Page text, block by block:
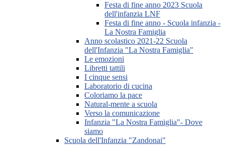
Festa di fine anno 2023 Scuola
dell'infanzia LNF
Festa di fine anno - Scuola infanzia -
La Nostra Famiglia
Anno scolastico 2021-22 Scuola
dell'Infanzia "La Nostra Famiglia"
Le emozioni
Libretti tattili
I cinque sensi
Laboratorio di cucina
Coloriamo la pace
Natural-mente a scuola
Verso la comunicazione
Infanzia "La Nostra Famiglia"- Dove
siamo
Scuola dell'Infanzia "Zandonai"